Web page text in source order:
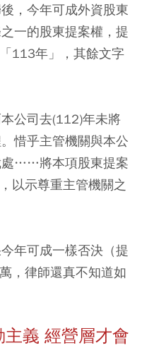
，今年可成外資股東
一的股東提案權，提
113年」，其餘文字
公司去(112)年未將
惜乎主管機關與本公
處……將本項股東提案
以示尊重主管機關之
年可成一樣否決（提
，律師還真不知道如
義 經營層才會